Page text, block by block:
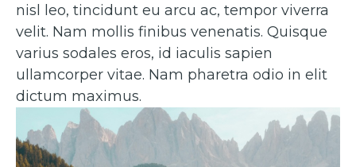
nisl leo, tincidunt eu arcu ac, tempor viverra
velit. Nam mollis finibus venenatis. Quisque
varius sodales eros, id iaculis sapien
ullamcorper vitae. Nam pharetra odio in elit
dictum maximus.